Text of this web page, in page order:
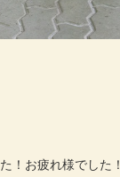
！お疲れ様でした！